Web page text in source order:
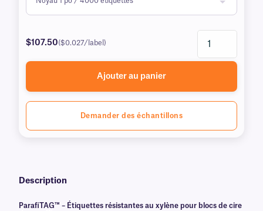
$107.50($0.027/label)
Ajouter au panier
Demander des échantillons
Description
ParafiTAG™ – Étiquettes résistantes au xylène pour blocs de cire